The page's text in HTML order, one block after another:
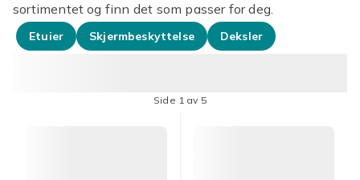
sortimentet og finn det som passer for deg.
Etuier Skjermbeskyttelse Deksler
Side 1 av 5